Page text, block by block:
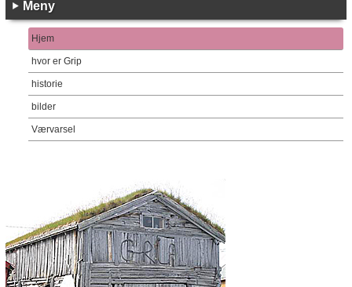
Meny
Hjem
hvor er Grip
historie
bilder
Værvarsel